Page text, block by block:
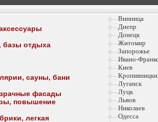
базы отдыха
сауны, бани
фасады
повышение
легкая
Винница
Днепр
Донецк
Житомир
Запорожье
Ивано-
Киев
Луганск
Луцк
Львов
Николаев
Одесса